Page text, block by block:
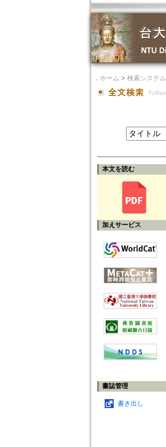
． ホーム > 検索システム
本文を読む
加えサービス
書誌管理
書き出し